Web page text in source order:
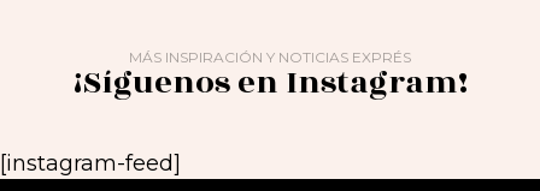
MÁS INSPIRACIÓN Y NOTICIAS EXPRÉS
¡Síguenos en Instagram!
[instagram-feed]